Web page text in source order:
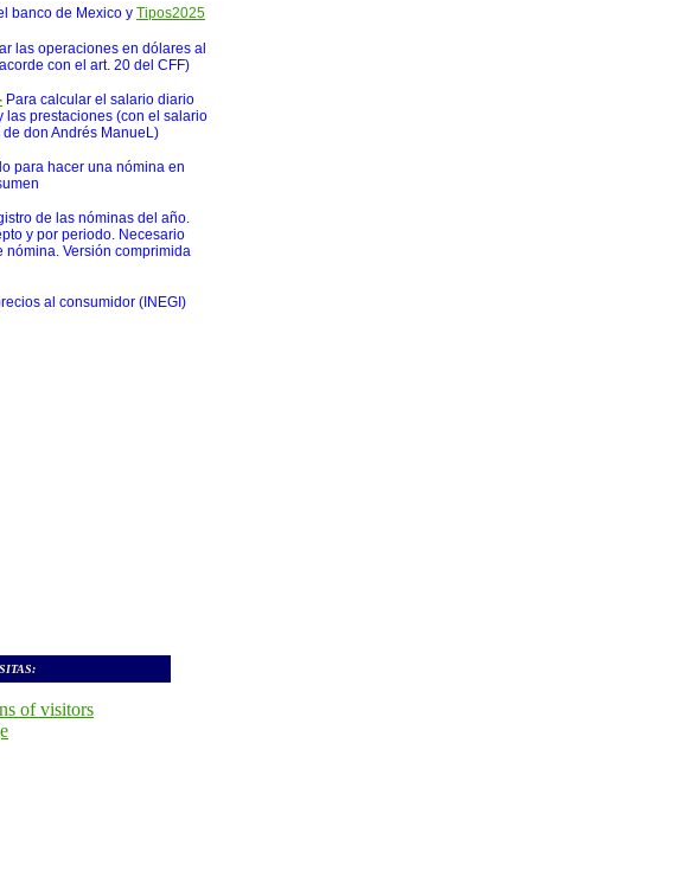
banco de Mexico y Tipos2025
las operaciones en dólares al
con el art. 20 del CFF)
Para calcular el salario diario
prestaciones (con el salario
don Andrés ManueL)
para hacer una nómina en
de las nóminas del año.
y por periodo. Necesario
nómina. Versión comprimida
al consumidor (INEGI)